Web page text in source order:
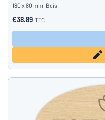
180 x 80 mm, Bois
€38.89 TTC